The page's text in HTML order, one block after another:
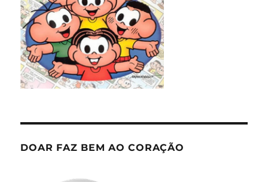
DOAR FAZ BEM AO CORAÇÃO